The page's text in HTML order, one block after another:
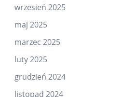
wrzesień 2025
maj 2025
marzec 2025
luty 2025
grudzień 2024
listopad 2024